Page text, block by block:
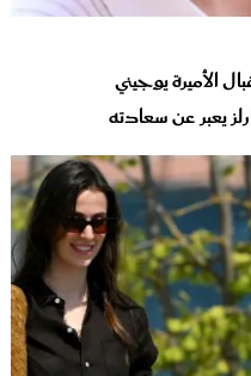
الأميرة يوجيني
يعبر عن سعادته